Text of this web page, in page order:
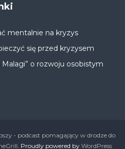
mentalnie na kryzys
się przed kryzysem
Malagi” o rozwoju osobistym
- podcast pomagający w drodze do
. Proudly powered by WordPress